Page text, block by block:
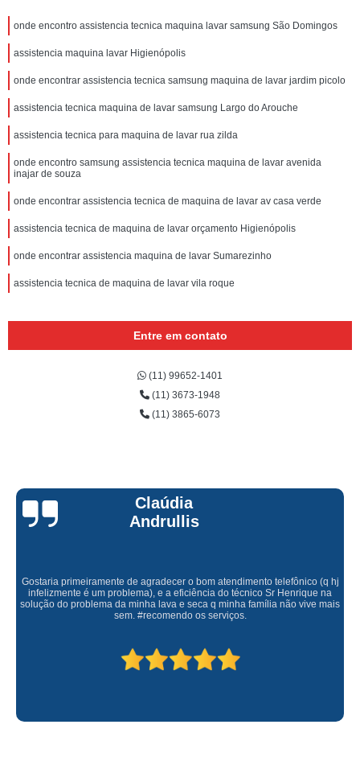
onde encontro assistencia tecnica maquina lavar samsung São Domingos
assistencia maquina lavar Higienópolis
onde encontrar assistencia tecnica samsung maquina de lavar jardim picolo
assistencia tecnica maquina de lavar samsung Largo do Arouche
assistencia tecnica para maquina de lavar rua zilda
onde encontro samsung assistencia tecnica maquina de lavar avenida
inajar de souza
onde encontrar assistencia tecnica de maquina de lavar av casa verde
assistencia tecnica de maquina de lavar orçamento Higienópolis
onde encontrar assistencia maquina de lavar Sumarezinho
assistencia tecnica de maquina de lavar vila roque
Entre em contato
(11) 99652-1401
(11) 3673-1948
(11) 3865-6073
Claúdia
Andrullis
Gostaria primeiramente de agradecer o bom atendimento telefônico (q hj
infelizmente é um problema), e a eficiência do técnico Sr Henrique na
solução do problema da minha lava e seca q minha família não vive mais
sem. #recomendo os serviços.